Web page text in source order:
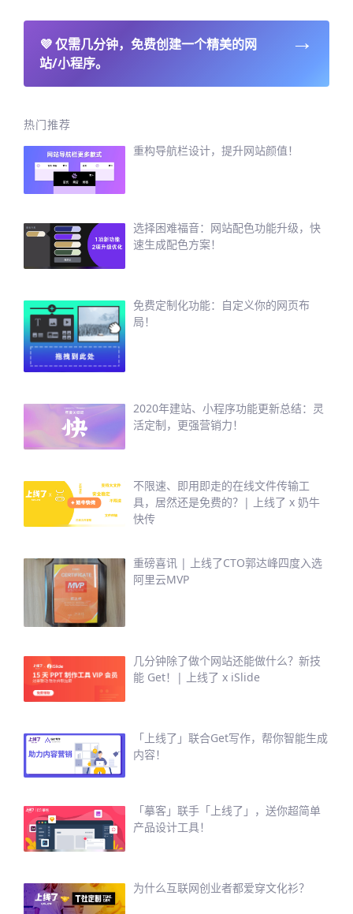
💜仅需几分钟，免费创建一个精美的网
站/小程序。
→
热门推荐
重构导航栏设计，提升网站颜值！
选择困难福音：网站配色功能升级，快
速生成配色方案！
免费定制化功能：自定义你的网页布
局！
2020年建站、小程序功能更新总结：灵
活定制，更强营销力！
不限速、即用即走的在线文件传输工
具，居然还是免费的？| 上线了 x 奶牛
快传
重磅喜讯 | 上线了CTO郭达峰四度入选
阿里云MVP
几分钟除了做个网站还能做什么？新技
能 Get！| 上线了 x iSlide
「上线了」联合Get写作，帮你智能生成
内容！
「摹客」联手「上线了」，送你超简单
产品设计工具！
为什么互联网创业者都爱穿文化衫？